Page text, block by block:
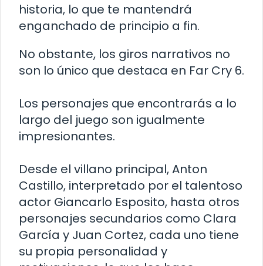
historia, lo que te mantendrá
enganchado de principio a fin.
No obstante, los giros narrativos no
son lo único que destaca en Far Cry 6.
Los personajes que encontrarás a lo
largo del juego son igualmente
impresionantes.
Desde el villano principal, Anton
Castillo, interpretado por el talentoso
actor Giancarlo Esposito, hasta otros
personajes secundarios como Clara
García y Juan Cortez, cada uno tiene
su propia personalidad y